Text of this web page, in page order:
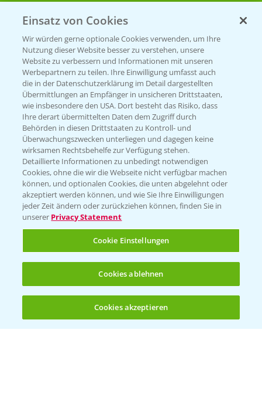
(noch 4)
Beratung auf WhatsApp
T.+49 (0)174 346 564 1
KONTAKT
Hilfe in Notfällen
T.+49 (0)214/30-20220
Folgen Sie uns
Allgemeine Nutzungsbedingungen
Datenschutzerklärung
Einsatz von Cookies
Wir würden gerne optionale Cookies verwenden, um Ihre
Nutzung dieser Website besser zu verstehen, unsere
Website zu verbessern und Informationen mit unseren
Werbepartnern zu teilen. Ihre Einwilligung umfasst auch
die in der Datenschutzerklärung im Detail dargestellten
Übermittlungen an Empfänger in unsicheren Drittstaaten,
wie insbesondere den USA. Dort besteht das Risiko, dass
Ihre derart übermittelten Daten dem Zugriff durch
Behörden in diesen Drittstaaten zu Kontroll- und
Überwachungszwecken unterliegen und dagegen keine
wirksamen Rechtsbehelfe zur Verfügung stehen.
Detaillierte Informationen zu unbedingt notwendigen
Cookies, ohne die wir die Webseite nicht verfügbar machen
können, und optionalen Cookies, die unten abgelehnt oder
akzeptiert werden können, und wie Sie Ihre Einwilligungen
jeder Zeit ändern oder zurückziehen können, finden Sie in
unserer Privacy Statement
Cookie Einstellungen
Cookies ablehnen
Cookies akzeptieren